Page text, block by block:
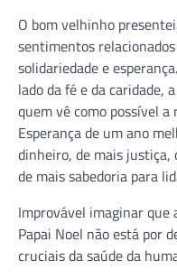
O bom velhinho
sentimentos
solidariedade e
lado da fé e da caridade,
quem vê como possível a
Esperança de um ano
dinheiro, de mais justiça,
de mais sabedoria para
Improvável imaginar que
Papai Noel não está por
cruciais da saúde da